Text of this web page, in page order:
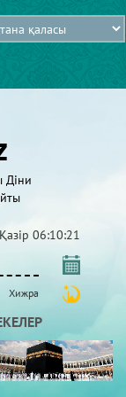
Діни
Қазір 06:10:21
Хижра